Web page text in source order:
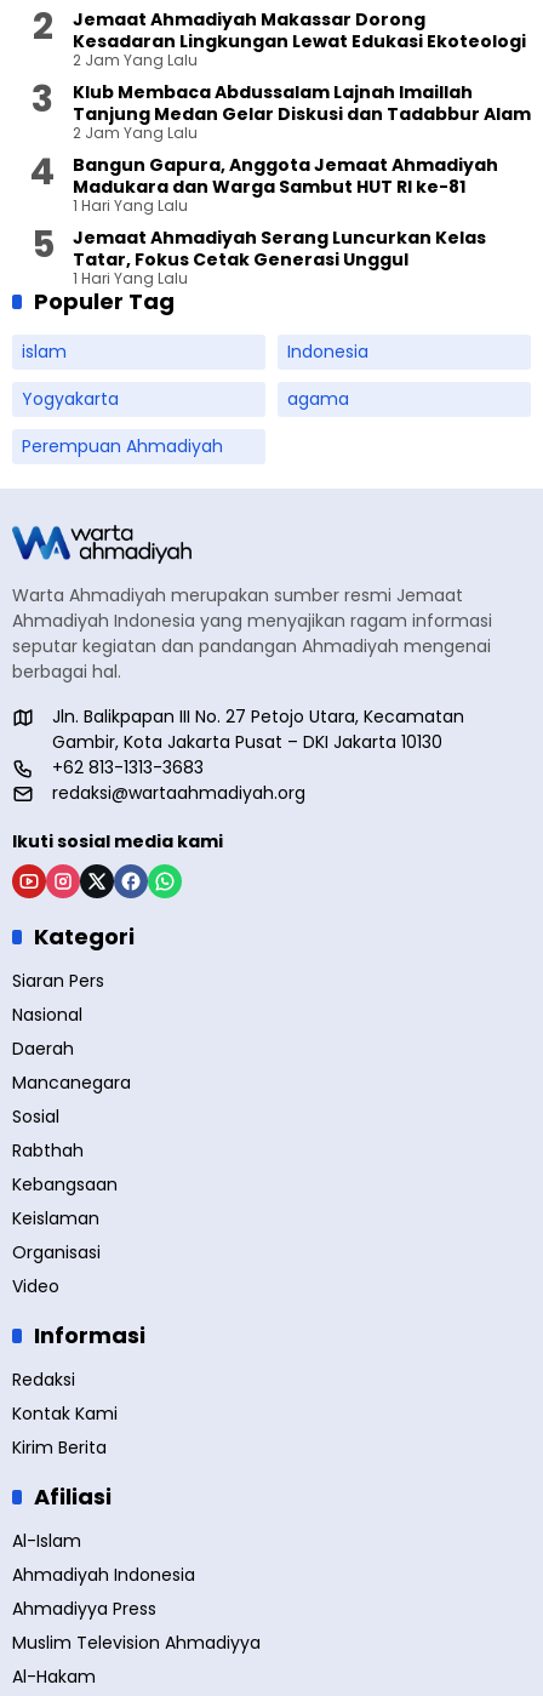
Jemaat Ahmadiyah Makassar Dorong
Kesadaran Lingkungan Lewat Edukasi Ekoteologi
2 Jam Yang Lalu
Klub Membaca Abdussalam Lajnah Imaillah
Tanjung Medan Gelar Diskusi dan Tadabbur Alam
2 Jam Yang Lalu
Bangun Gapura, Anggota Jemaat Ahmadiyah
Madukara dan Warga Sambut HUT RI ke-81
1 Hari Yang Lalu
Jemaat Ahmadiyah Serang Luncurkan Kelas
Tatar, Fokus Cetak Generasi Unggul
1 Hari Yang Lalu
Populer Tag
islam
Indonesia
Yogyakarta
agama
Perempuan Ahmadiyah
Warta Ahmadiyah merupakan sumber resmi Jemaat
Ahmadiyah Indonesia yang menyajikan ragam informasi
seputar kegiatan dan pandangan Ahmadiyah mengenai
berbagai hal.
Jln. Balikpapan III No. 27 Petojo Utara, Kecamatan
Gambir, Kota Jakarta Pusat – DKI Jakarta 10130
+62 813-1313-3683
redaksi@wartaahmadiyah.org
Ikuti sosial media kami
Kategori
Siaran Pers
Nasional
Daerah
Mancanegara
Sosial
Rabthah
Kebangsaan
Keislaman
Organisasi
Video
Informasi
Redaksi
Kontak Kami
Kirim Berita
Afiliasi
Al-Islam
Ahmadiyah Indonesia
Ahmadiyya Press
Muslim Television Ahmadiyya
Al-Hakam